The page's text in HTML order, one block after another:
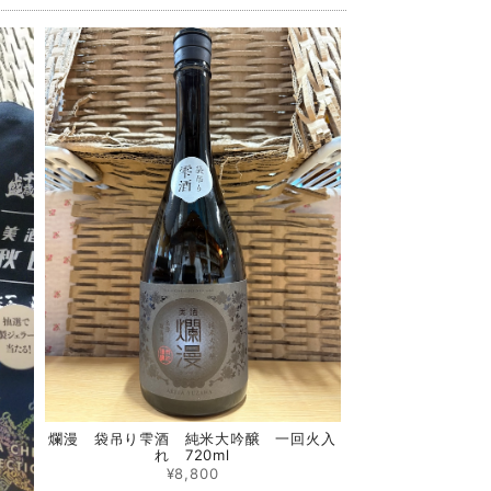
爛漫 袋吊り雫酒 純米大吟醸 一回火入
れ 720ml
¥8,800